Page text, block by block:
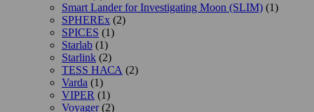
Smart Lander for Investigating Moon (SLIM) (1)
SPHEREx (2)
SPICES (1)
Starlab (1)
Starlink (2)
TESS НАСА (2)
Varda (1)
VIPER (1)
Voyager(2)